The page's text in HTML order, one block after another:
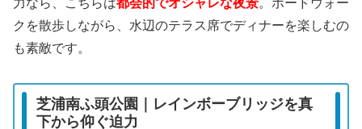
力なら、こちらは都会的でオシャレな夜景。ボードウォー
クを散歩しながら、水辺のテラス席でディナーを楽しむの
も素敵です。
芝浦南ふ頭公園｜レインボーブリッジを真
下から仰ぐ迫力